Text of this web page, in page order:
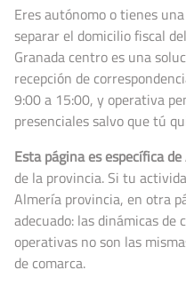
Eres autónomo o tienes
separar el domicilio fiscal
Granada centro es una
recepción de
9:00 a 15:00, y operativa
presenciales salvo que tú
Esta página es específica
de la provincia. Si tu
Almería provincia, en otra
adecuado: las dinámicas
operativas no son las
de comarca.